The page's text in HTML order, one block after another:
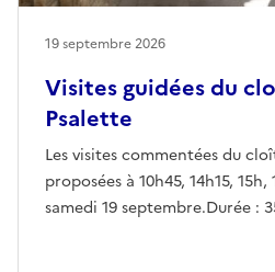
Visites guidées du
Psalette
Les visites commentées du
proposées à 10h45, 14h15,
samedi 19 septembre.Durée :
19 septembre 2026